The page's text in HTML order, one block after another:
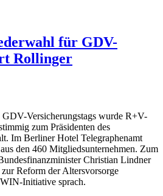
für GDV-
Rollinger
GDV-Versicherungstags wurde R+V-
zum Präsidenten des
Im Berliner Hotel Telegraphenamt
den 460 Mitgliedsunternehmen. Zum
Christian Lindner
Reform der Altersvorsorge
Initiative sprach.